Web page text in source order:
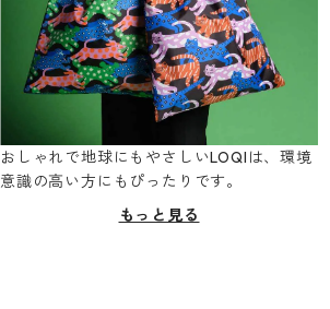
おしゃれで地球にもやさしいLOQIは、環境
意識の高い方にもぴったりです。
もっと見る